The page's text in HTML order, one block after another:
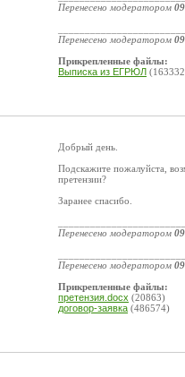
Перенесено модератором
Перенесено модератором
Прикрепленные файлы:
Выписка из ЕГРЮЛ
Добрый день.
Подскажите пожалуйста,
претензии?
Заранее спасибо.
Перенесено модератором
Перенесено модератором
Прикрепленные файлы:
претензия.docx (20863)
договор-заявка (486574)